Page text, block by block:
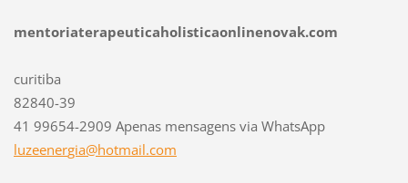
mentoriaterapeuticaholisticaonlinenovak.com
curitiba
82840-39
41 99654-2909 Apenas mensagens via WhatsApp
luzeenergia@hotmail.com